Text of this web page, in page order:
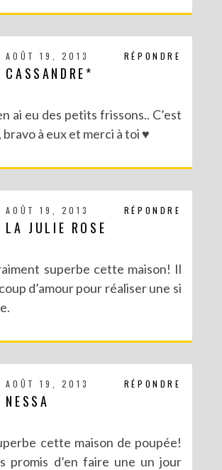
RÉPONDRE
AOÛT 19, 2013
CASSANDRE*
ai eu des petits frissons.. C’est
à eux et merci à toi ♥
RÉPONDRE
AOÛT 19, 2013
LA JULIE ROSE
superbe cette maison! Il
d’amour pour réaliser une si
RÉPONDRE
AOÛT 19, 2013
NESSA
cette maison de poupée!
promis d’en faire une un jour